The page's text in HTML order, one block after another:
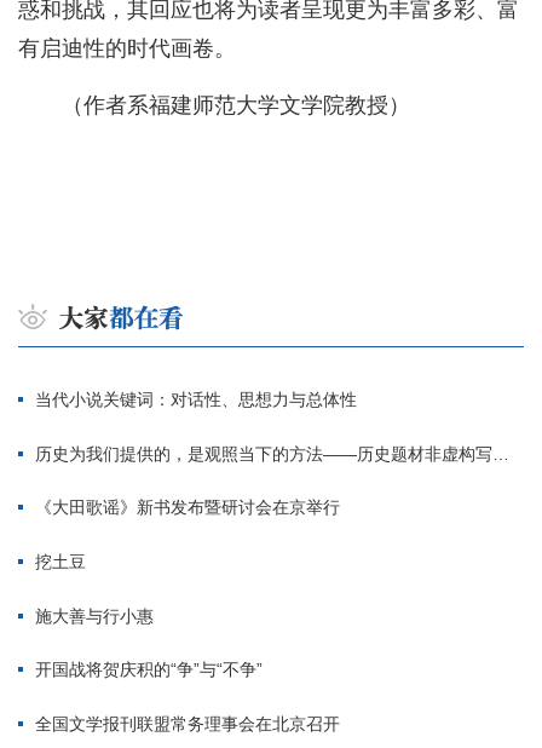
惑和挑战，其回应也将为读者呈现更为丰富多彩、富
有启迪性的时代画卷。
（作者系福建师范大学文学院教授）
当代小说关键词：对话性、思想力与总体性
历史为我们提供的，是观照当下的方法——历史题材非虚构写作多人谈
《大田歌谣》新书发布暨研讨会在京举行
挖土豆
施大善与行小惠
开国战将贺庆积的“争”与“不争”
全国文学报刊联盟常务理事会在北京召开